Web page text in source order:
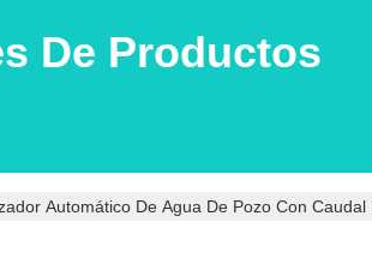
De Productos
Automático De Agua De Pozo Con